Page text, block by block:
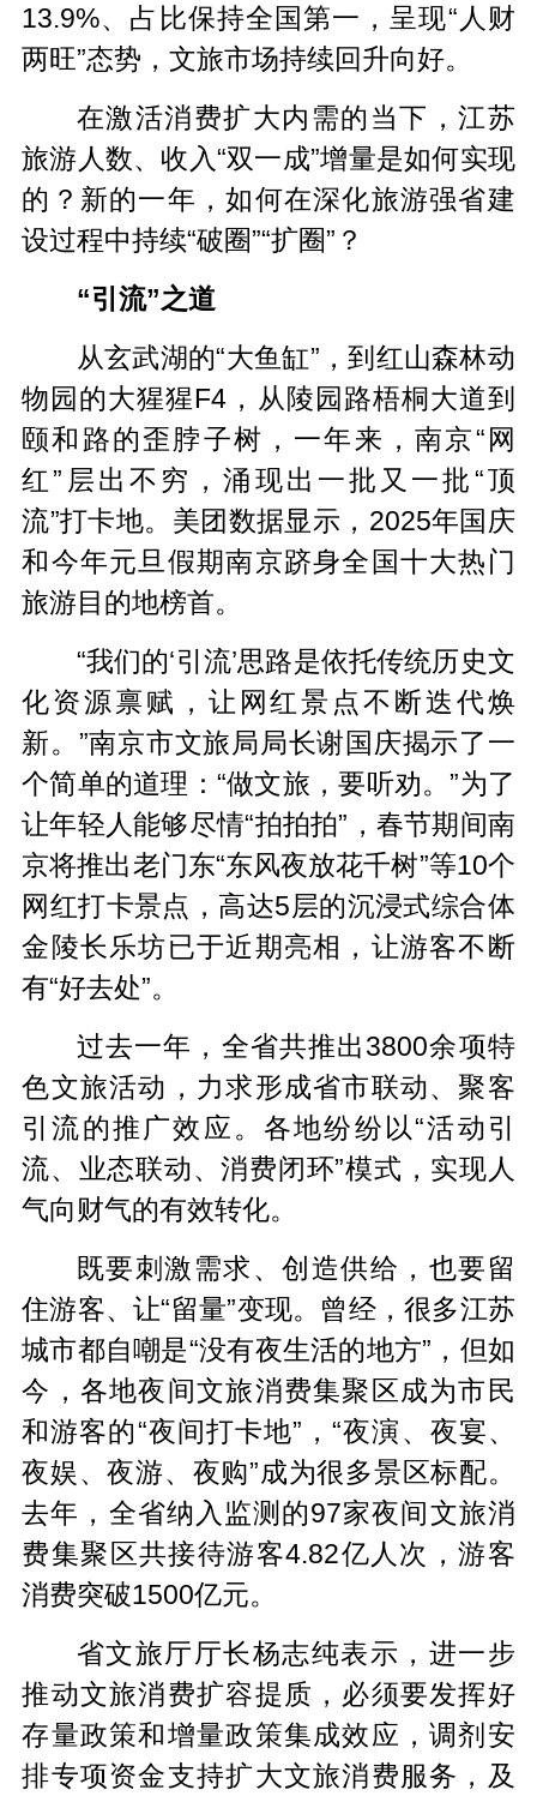
13.9%、占比保持全国第一，呈现“人财
两旺”态势，文旅市场持续回升向好。
在激活消费扩大内需的当下，江苏
旅游人数、收入“双一成”增量是如何实现
的？新的一年，如何在深化旅游强省建
设过程中持续“破圈”“扩圈”？
“引流”之道
从玄武湖的“大鱼缸”，到红山森林动
物园的大猩猩F4，从陵园路梧桐大道到
颐和路的歪脖子树，一年来，南京“网
红”层出不穷，涌现出一批又一批“顶
流”打卡地。美团数据显示，2025年国庆
和今年元旦假期南京跻身全国十大热门
旅游目的地榜首。
“我们的‘引流’思路是依托传统历史文
化资源禀赋，让网红景点不断迭代焕
新。”南京市文旅局局长谢国庆揭示了一
个简单的道理：“做文旅，要听劝。”为了
让年轻人能够尽情“拍拍拍”，春节期间南
京将推出老门东“东风夜放花千树”等10个
网红打卡景点，高达5层的沉浸式综合体
金陵长乐坊已于近期亮相，让游客不断
有“好去处”。
过去一年，全省共推出3800余项特
色文旅活动，力求形成省市联动、聚客
引流的推广效应。各地纷纷以“活动引
流、业态联动、消费闭环”模式，实现人
气向财气的有效转化。
既要刺激需求、创造供给，也要留
住游客、让“留量”变现。曾经，很多江苏
城市都自嘲是“没有夜生活的地方”，但如
今，各地夜间文旅消费集聚区成为市民
和游客的“夜间打卡地”，“夜演、夜宴、
夜娱、夜游、夜购”成为很多景区标配。
去年，全省纳入监测的97家夜间文旅消
费集聚区共接待游客4.82亿人次，游客
消费突破1500亿元。
省文旅厅厅长杨志纯表示，进一步
推动文旅消费扩容提质，必须要发挥好
存量政策和增量政策集成效应，调剂安
排专项资金支持扩大文旅消费服务，及